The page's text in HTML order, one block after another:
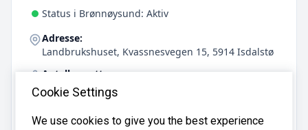
Status i Brønnøysund: Aktiv
Adresse:
Landbrukshuset, Kvassnesvegen 15, 5914 Isdalstø
Antall ansatte:
6
56 35 19 75
Cookie Settings
We use cookies to give you the best experience